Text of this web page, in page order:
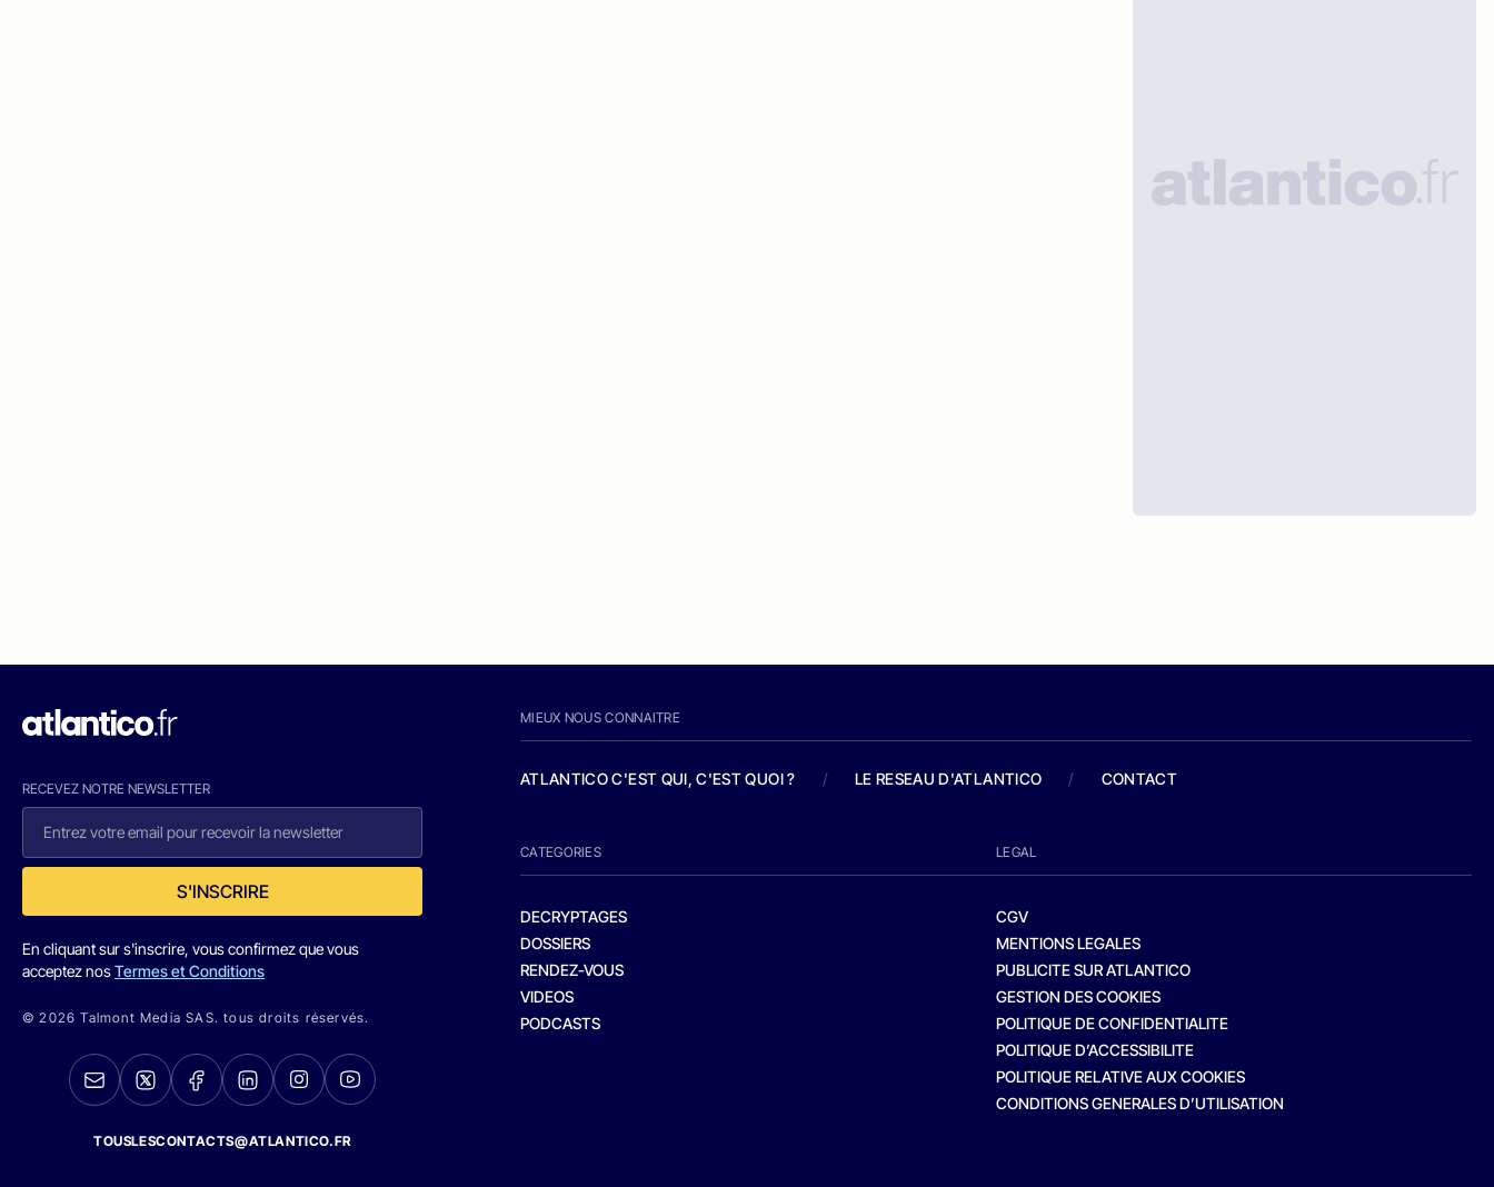
RECEVEZ NOTRE NEWSLETTER
S'INSCRIRE
En cliquant sur s'inscrire, vous confirmez que vous
acceptez nosTermes et Conditions
© 2026 Talmont Media SAS. tous droits réservés.
TOUSLESCONTACTS@ATLANTICO.FR
MIEUX NOUS CONNAITRE
ATLANTICO C'EST QUI, C'EST QUOI ? / LE RESEAU D'ATLANTICO / CONTACT
CATEGORIES
DECRYPTAGES
DOSSIERS
RENDEZ-VOUS
VIDEOS
PODCASTS
LEGAL
CGV
MENTIONS LEGALES
PUBLICITE SUR ATLANTICO
GESTION DES COOKIES
POLITIQUE DE CONFIDENTIALITE
POLITIQUE D’ACCESSIBILITE
POLITIQUE RELATIVE AUX COOKIES
CONDITIONS GENERALES D’UTILISATION